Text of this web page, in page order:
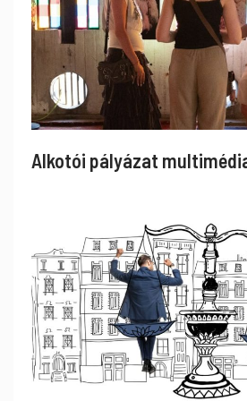
Alkotói pályázat